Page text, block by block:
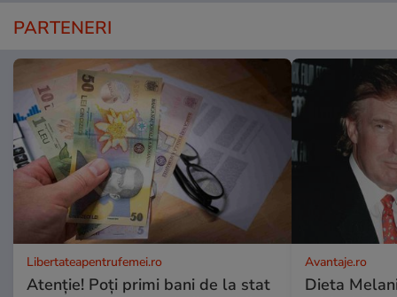
PARTENERI
Libertateapentrufemei.ro
Atenție! Poți primi bani de la stat
Avantaje.ro
Dieta